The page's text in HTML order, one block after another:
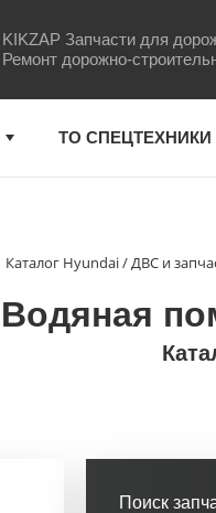
KIKZAP Запчасти для
Ремонт дорожно-
ТО СПЕЦТЕХНИКИ
Каталог Hyundai / ДВС и
Водяная
Поиск